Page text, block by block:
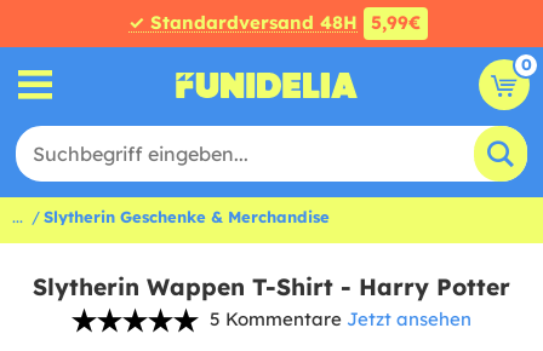
✓ Standardversand 48H 5,99€
0
... Slytherin Geschenke & Merchandise
Slytherin Wappen T-Shirt - Harry Potter
5 Kommentare Jetzt ansehen